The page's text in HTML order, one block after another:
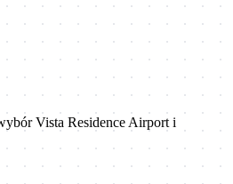
Vista Residence Airport i